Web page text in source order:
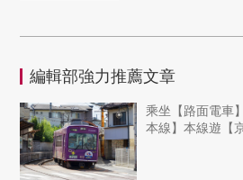
編輯部強力推薦文章
乘坐【路面電車
本線】本線遊【